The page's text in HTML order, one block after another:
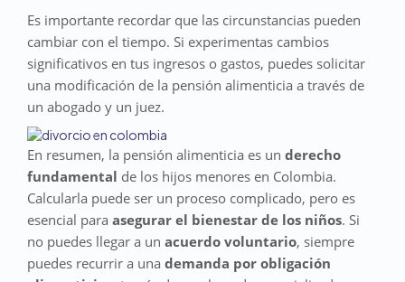
Es importante recordar que las circunstancias pueden
cambiar con el tiempo. Si experimentas cambios
significativos en tus ingresos o gastos, puedes solicitar
una modificación de la pensión alimenticia a través de
un abogado y un juez.
En resumen, la pensión alimenticia es un derecho
fundamental de los hijos menores en Colombia.
Calcularla puede ser un proceso complicado, pero es
esencial para asegurar el bienestar de los niños. Si
no puedes llegar a un acuerdo voluntario, siempre
puedes recurrir a una demanda por obligación